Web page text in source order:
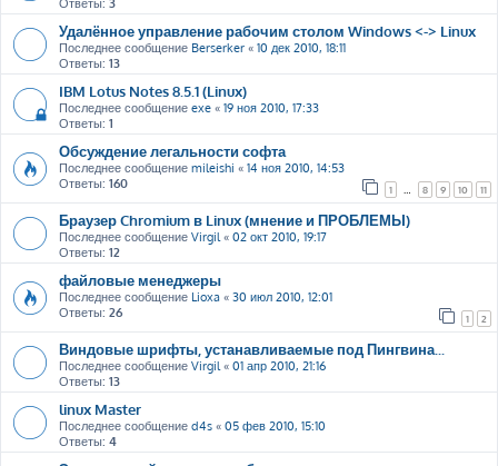
Ответы: 3
Удалённое управление рабочим столом Windows <-> Linux
Последнее сообщение Berserker « 10 дек 2010, 18:11
Ответы: 13
IBM Lotus Notes 8.5.1 (Linux)
Последнее сообщение exe « 19 ноя 2010, 17:33
Ответы: 1
Обсуждение легальности софта
Последнее сообщение mileishi « 14 ноя 2010, 14:53
Ответы: 160 1 8 9 10 11
Браузер Chromium в Linux (мнение и ПРОБЛЕМЫ)
Последнее сообщение Virgil« 02 окт 2010, 19:17
Ответы: 12
файловые менеджеры
Последнее сообщение Lioxa « 30 июл 2010, 12:01
Ответы: 26 1 2
Виндовые шрифты, устанавливаемые под Пингвина...
Последнее сообщение Virgil« 01 апр 2010, 21:16
Ответы: 13
linux Master
Последнее сообщение d4s « 05 фев 2010, 15:10
Ответы: 4